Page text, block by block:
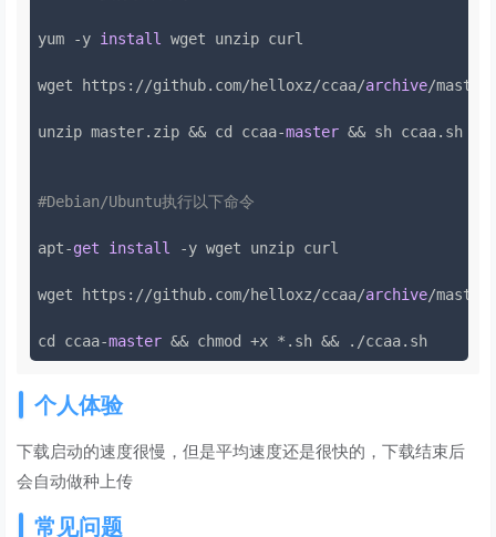
yum -y install wget unzip curl
wget https://github.com/helloxz/ccaa/archive/
unzip master.zip && cd ccaa-master && sh ccaa.sh
#Debian/Ubuntu执行以下命令
apt-get install -y wget unzip curl
wget https://github.com/helloxz/ccaa/archive/
cd ccaa-master
个人体验
下载启动的速度很慢，但是平均速度还是很快的，下载结束后
会自动做种上传
常见问题